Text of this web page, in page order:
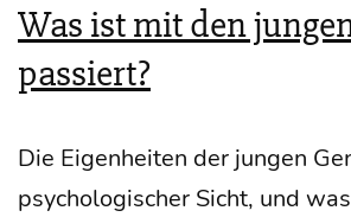
Was ist mit den
passiert?
Die Eigen­hei­ten der jun­gen
psy­cho­lo­gi­scher Sicht, und